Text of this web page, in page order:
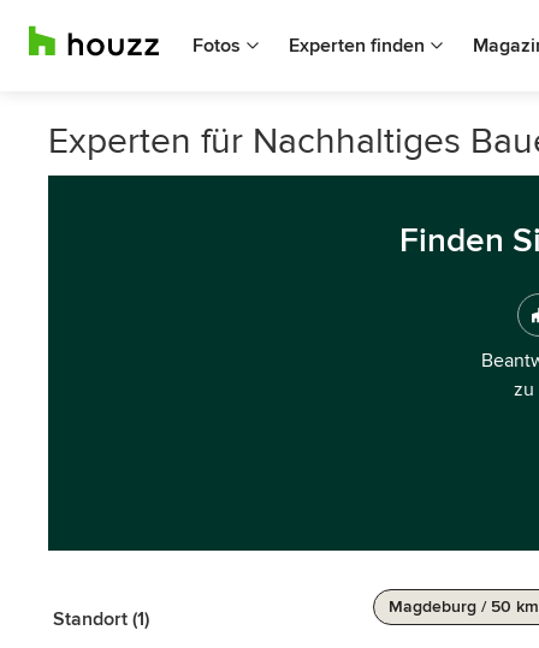
Fotos Experten finden
Experten für Nachhaltiges
Finden
zu
Standort (1)
Magdeburg / 50 km